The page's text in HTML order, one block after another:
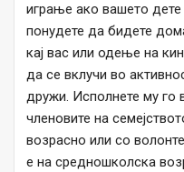
играње ако вашето
понудете да бидете
кај вас или одење на
да се вклучи во
дружи. Исполнете му го
членовите на
возрасно или со
е на средношколска